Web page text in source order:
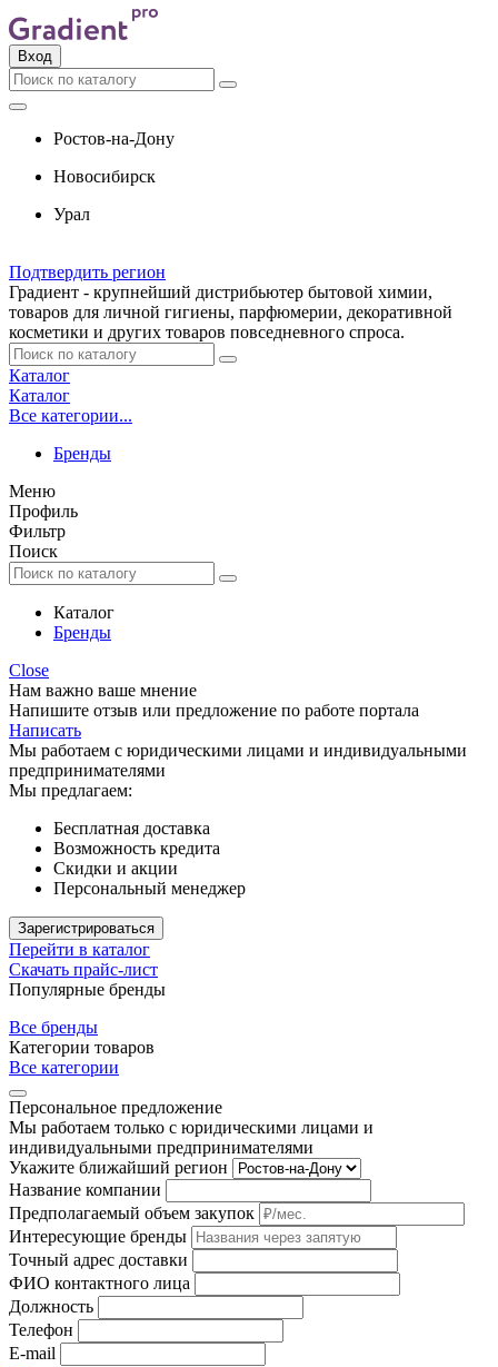
Вход
Ростов-на-Дону
Новосибирск
Урал
Подтвердить регион
Градиент - крупнейший дистрибьютер бытовой химии,
товаров для личной гигиены, парфюмерии, декоративной
косметики и других товаров повседневного спроса.
Каталог
Каталог
Все категории...
Бренды
Меню
Профиль
Фильтр
Поиск
Каталог
Бренды
Close
Нам важно ваше мнение
Напишите отзыв или предложение по работе портала
Написать
Мы работаем с юридическими лицами и индивидуальными
предпринимателями
Мы предлагаем:
Бесплатная доставка
Возможность кредита
Скидки и акции
Персональный менеджер
Зарегистрироваться
Перейти в каталог
Скачать прайс-лист
Популярные бренды
Все бренды
Категории товаров
Все категории
Персональное предложение
Мы работаем только с юридическими лицами и
индивидуальными предпринимателями
Укажите ближайший регион
Название компании
Предполагаемый объем закупок
Интересующие бренды
Точный адрес доставки
ФИО контактного лица
Должность
Телефон
E-mail